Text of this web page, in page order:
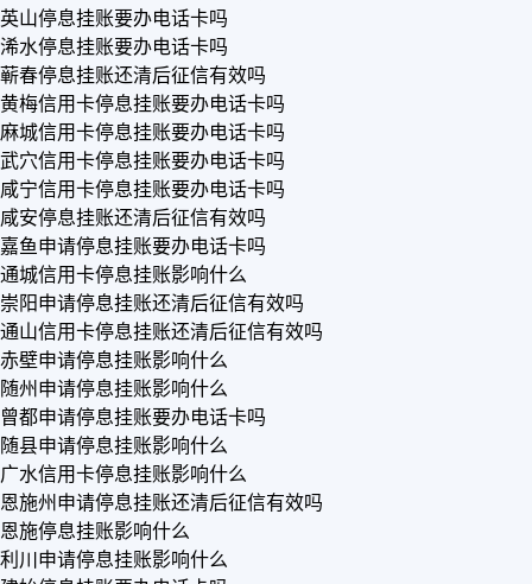
英山停息挂账要办电话卡吗
浠水停息挂账要办电话卡吗
蕲春停息挂账还清后征信有效吗
黄梅信用卡停息挂账要办电话卡吗
麻城信用卡停息挂账要办电话卡吗
武穴信用卡停息挂账要办电话卡吗
咸宁信用卡停息挂账要办电话卡吗
咸安停息挂账还清后征信有效吗
嘉鱼申请停息挂账要办电话卡吗
通城信用卡停息挂账影响什么
崇阳申请停息挂账还清后征信有效吗
通山信用卡停息挂账还清后征信有效吗
赤壁申请停息挂账影响什么
随州申请停息挂账影响什么
曾都申请停息挂账要办电话卡吗
随县申请停息挂账影响什么
广水信用卡停息挂账影响什么
恩施州申请停息挂账还清后征信有效吗
恩施停息挂账影响什么
利川申请停息挂账影响什么